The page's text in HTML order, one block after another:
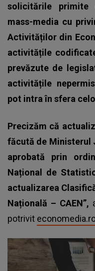
solicitările primite
mass-media cu
Activităților din
activitățile
prevăzute de
activitățile
pot intra în sfera
Precizăm că
făcută de Ministerul
aprobată prin
Național de
actualizarea
Națională – CAEN”,
potrivit